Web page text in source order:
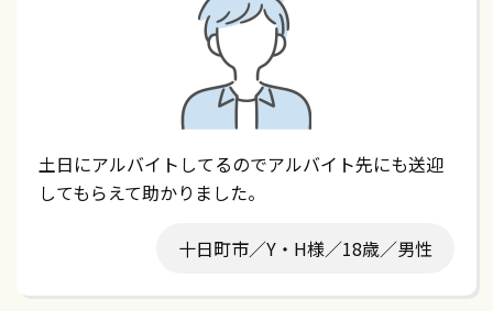
土日にアルバイトしてるのでアルバイト先にも送迎
してもらえて助かりました。
十日町市／Y・H様／18歳／男性